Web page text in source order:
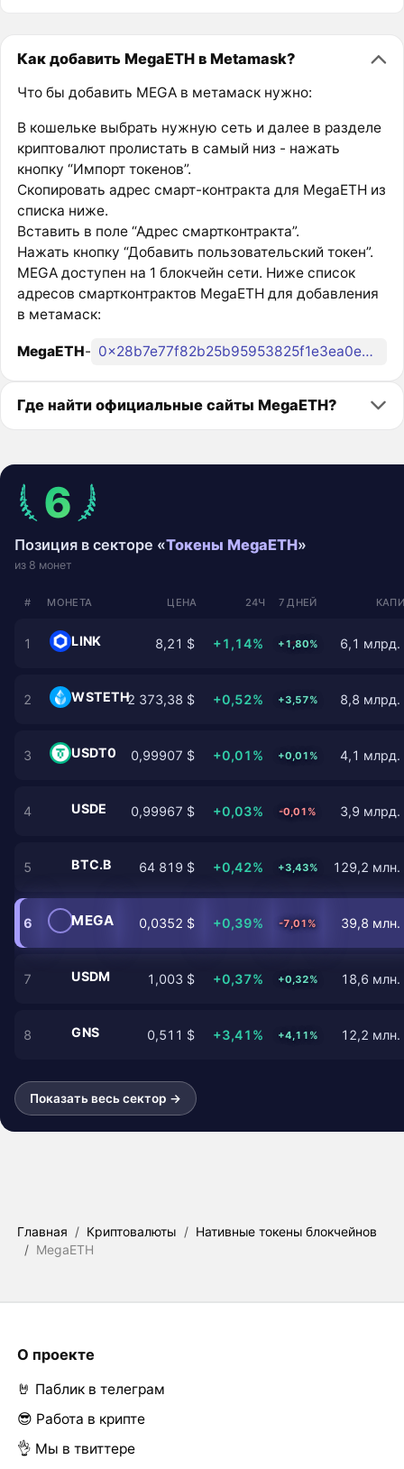
Как добавить MegaETH в Metamask?
Что бы добавить MEGA в метамаск нужно:
В кошельке выбрать нужную сеть и далее в разделе
криптовалют пролистать в самый низ - нажать
кнопку “Импорт токенов”.
Скопировать адрес смарт-контракта для MegaETH из
списка ниже.
Вставить в поле “Адрес смартконтракта”.
Нажать кнопку “Добавить пользовательский токен”.
MEGA доступен на 1 блокчейн сети. Ниже список
адресов смартконтрактов MegaETH для добавления
в метамаск:
MegaETH- 0x28b7e77f82b25b95953825f1e3ea0e36c1c29861
Где найти официальные сайты MegaETH?
6
Позиция в секторе «Токены MegaETH»
из 8 монет
# МОНЕТА ЦЕНА 24Ч 7 ДНЕЙ
1 LINK 8,21 $ +1,14% +1,80% 6,1 млрд.
2 WSTETH2 373,38 $ +0,52% +3,57% 8,8 млрд.
3 USDT0 0,99907 $ +0,01% +0,01% 4,1 млрд.
4 USDE 0,99967 $ +0,03% -0,01% 3,9 млрд.
5 BTC.B 64 819 $ +0,42% +3,43% 129,2 млн.
6 MEGA 0,0352 $ +0,39% -7,01% 39,8 млн.
7 USDM 1,003 $ +0,37% +0,32% 18,6 млн.
8 GNS 0,511 $ +3,41% +4,11% 12,2 млн.
Показать весь сектор →
Главная / Криптовалюты / Нативные токены блокчейнов
/ MegaETH
О проекте
🤘 Паблик в телеграм
😎 Работа в крипте
👌 Мы в твиттере